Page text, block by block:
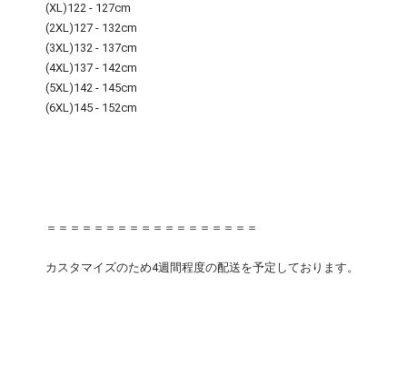
(XL)122 - 127cm
(2XL)127 - 132cm
(3XL)132 - 137cm
(4XL)137 - 142cm
(5XL)142 - 145cm
(6XL)145 - 152cm
＝＝＝＝＝＝＝＝＝＝＝＝＝＝＝＝＝＝
カスタマイズのため4週間程度の配送を予定しております。